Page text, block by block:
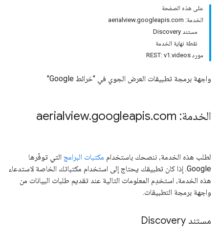
على هذه الصفحة
الخدمة: aerialview.googleapis.com
مستند Discovery
نقطة نهاية الخدمة
مورد REST: v1.videos
واجهة برمجة تطبيقات العرض الجوي في "خرائط Google"
الخدمة: aerialview .googleapis.com
لطلب هذه الخدمة، ننصحك باستخدام مكتبات البرامج التي توفّرها
Google. إذا كان تطبيقك يحتاج إلى استخدام مكتباتك الخاصة لاستدعاء
هذه الخدمة، استخدِم المعلومات التالية عند تقديم طلبات البيانات من
واجهة برمجة التطبيقات.
مستند Discovery